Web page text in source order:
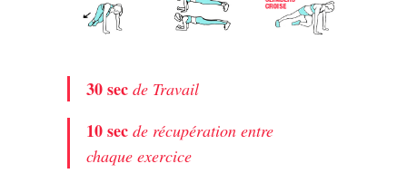
30 sec de Travail
10 sec de récupération entre
chaque exercice